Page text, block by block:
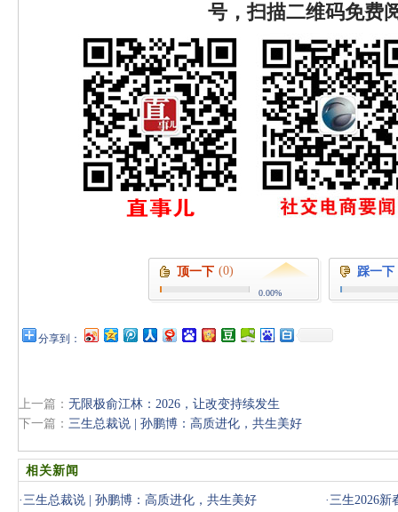
号，扫描二维码免费
顶一下 (0)
0.00%
踩一下
分享到：
上一篇： 无限极俞江林：2026，让改变持续发生
下一篇： 三生总裁说 | 孙鹏博：高质进化，共生美好
相关新闻
·三生总裁说 | 孙鹏博：高质进化，共生美好 ·三生2026新